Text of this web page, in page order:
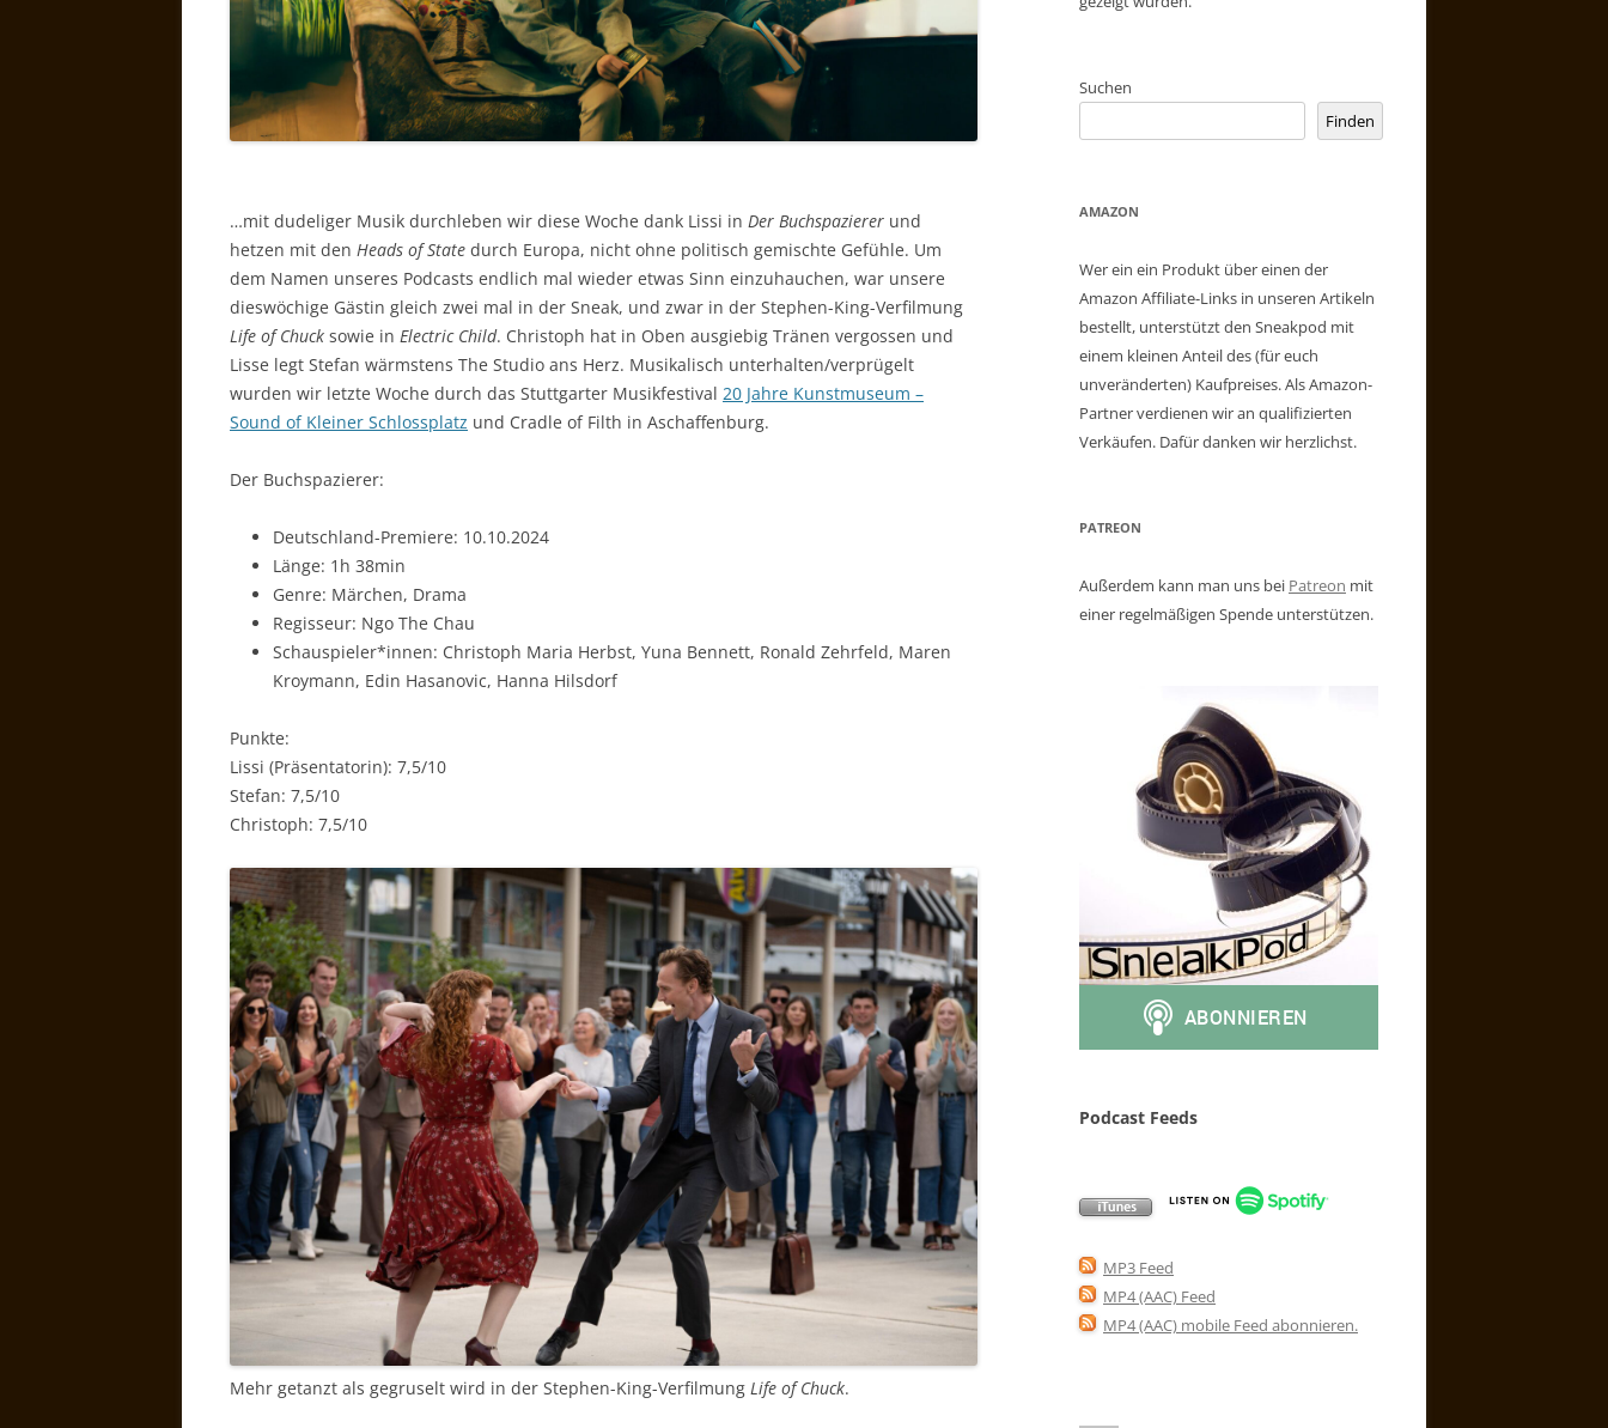
…mit dudeliger Musik durchleben wir diese Woche dank Lissi in Der Buchspazierer und
hetzen mit den Heads of State durch Europa, nicht ohne politisch gemischte Gefühle. Um
dem Namen unseres Podcasts endlich mal wieder etwas Sinn einzuhauchen, war unsere
dieswöchige Gästin gleich zwei mal in der Sneak, und zwar in der Stephen-King-Verfilmung
Life of Chuck sowie in Electric Child. Christoph hat in Oben ausgiebig Tränen vergossen und
Lisse legt Stefan wärmstens The Studio ans Herz. Musikalisch unterhalten/verprügelt
wurden wir letzte Woche durch das Stuttgarter Musikfestival 20 Jahre Kunstmuseum –
Sound of Kleiner Schlossplatz und Cradle of Filth in Aschaffenburg.
Der Buchspazierer:
Deutschland-Premiere: 10.10.2024
Länge: 1h 38min
Genre: Märchen, Drama
Regisseur: Ngo The Chau
Schauspieler*innen: Christoph Maria Herbst, Yuna Bennett, Ronald Zehrfeld, Maren
Kroymann, Edin Hasanovic, Hanna Hilsdorf
Punkte:
Lissi (Präsentatorin): 7,5/10
Stefan: 7,5/10
Christoph: 7,5/10
Mehr getanzt als gegruselt wird in der Stephen-King-Verfilmung Life of Chuck.
Suchen
Finden
AMAZON
Wer ein ein Produkt über einen der
Amazon Affiliate-Links in unseren Artikeln
bestellt, unterstützt den Sneakpod mit
einem kleinen Anteil des (für euch
unveränderten) Kaufpreises. Als Amazon-
Partner verdienen wir an qualifizierten
Verkäufen. Dafür danken wir herzlichst.
PATREON
Außerdem kann man uns bei Patreon mit
einer regelmäßigen Spende unterstützen.
Podcast Feeds
MP3 Feed
MP4 (AAC) Feed
MP4 (AAC) mobile Feed abonnieren.